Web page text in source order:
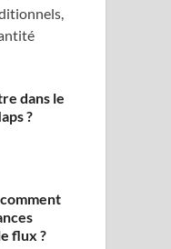
dans le
?
flux ?